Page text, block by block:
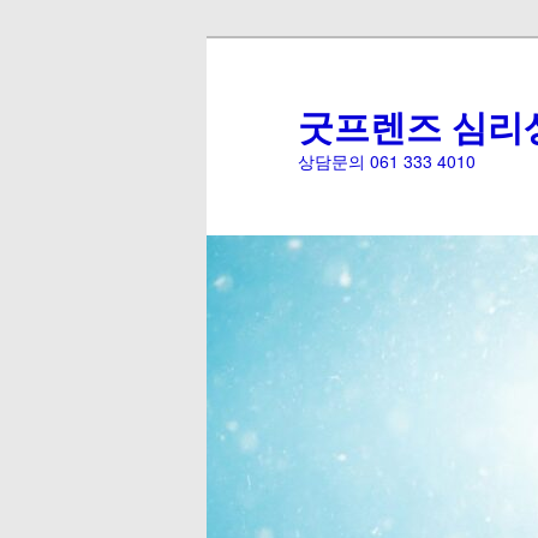
굿프렌즈 심리
상담문의 061 333 4010